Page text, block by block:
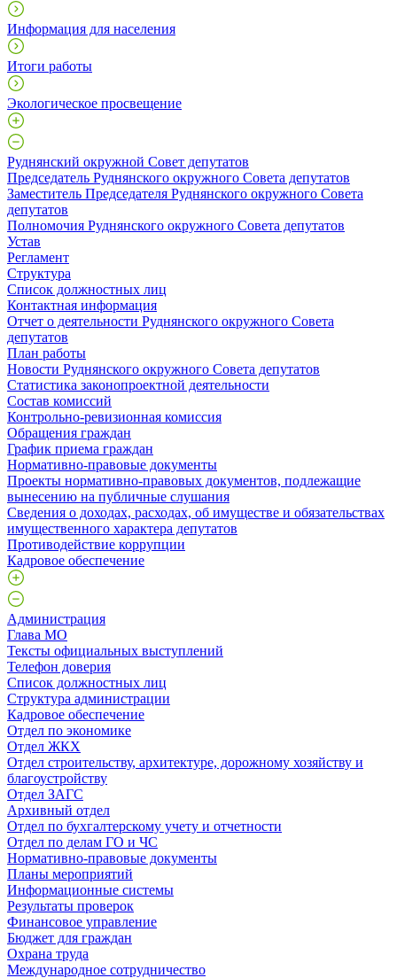
Информация для населения
Итоги работы
Экологическое просвещение
Руднянский окружной Совет депутатов
Председатель Руднянского окружного Совета депутатов
Заместитель Председателя Руднянского окружного Совета
депутатов
Полномочия Руднянского окружного Совета депутатов
Устав
Регламент
Структура
Список должностных лиц
Контактная информация
Отчет о деятельности Руднянского окружного Совета
депутатов
План работы
Новости Руднянского окружного Совета депутатов
Статистика законопроектной деятельности
Состав комиссий
Контрольно-ревизионная комиссия
Обращения граждан
График приема граждан
Нормативно-правовые документы
Проекты нормативно-правовых документов, подлежащие
вынесению на публичные слушания
Сведения о доходах, расходах, об имуществе и обязательствах
имущественного характера депутатов
Противодействие коррупции
Кадровое обеспечение
Администрация
Глава МО
Тексты официальных выступлений
Телефон доверия
Список должностных лиц
Структура администрации
Кадровое обеспечение
Отдел по экономике
Отдел ЖКХ
Отдел строительству, архитектуре, дорожному хозяйству и
благоустройству
Отдел ЗАГС
Архивный отдел
Отдел по бухгалтерскому учету и отчетности
Отдел по делам ГО и ЧС
Нормативно-правовые документы
Планы мероприятий
Информационные системы
Результаты проверок
Финансовое управление
Бюджет для граждан
Охрана труда
Международное сотрудничество